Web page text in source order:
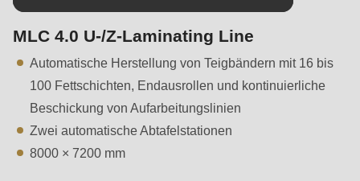
MLC 4.0 U-/Z-Laminating Line
Automatische Herstellung von Teigbändern mit 16 bis
100 Fettschichten, Endausrollen und kontinuierliche
Beschickung von Aufarbeitungslinien
Zwei automatische Abtafelstationen
8000 × 7200 mm